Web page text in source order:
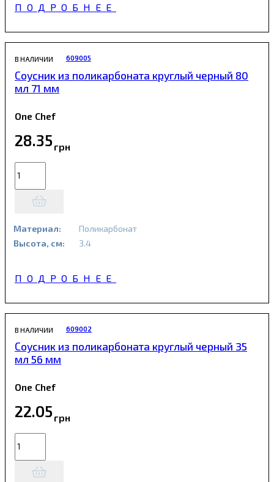
ПОДРОБНЕЕ
В НАЛИЧИИ 609005
Соусник из поликарбоната круглый черный 80
мл 71 мм
One Chef
28.35грн
Материал:
Поликарбонат
Высота, см:
3.4
ПОДРОБНЕЕ
В НАЛИЧИИ 609002
Соусник из поликарбоната круглый черный 35
мл 56 мм
One Chef
22.05грн